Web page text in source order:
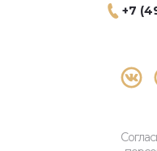
+7